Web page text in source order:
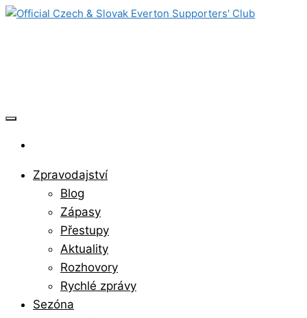
Skip
Zpravodajství
Blog
Zápasy
Přestupy
Aktuality
Rozhovory
Rychlé zprávy
Sezóna